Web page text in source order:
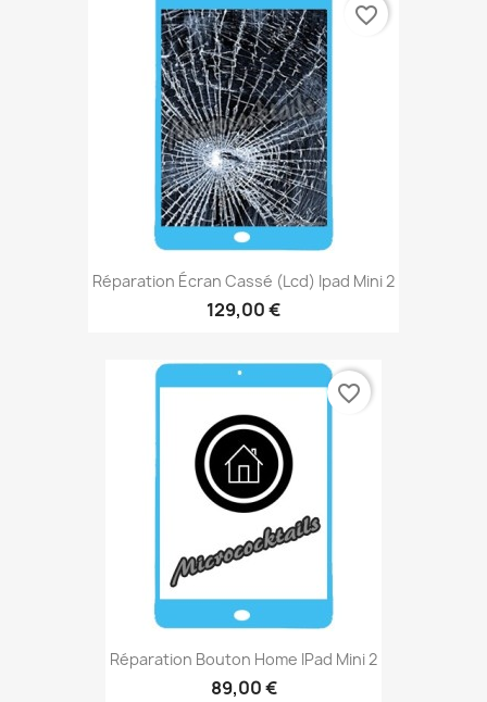
Réparation Écran Cassé (lcd) Ipad Mini 2
129,00 €
favorite_border
Réparation Bouton Home IPad Mini 2
89,00 €
favorite_border